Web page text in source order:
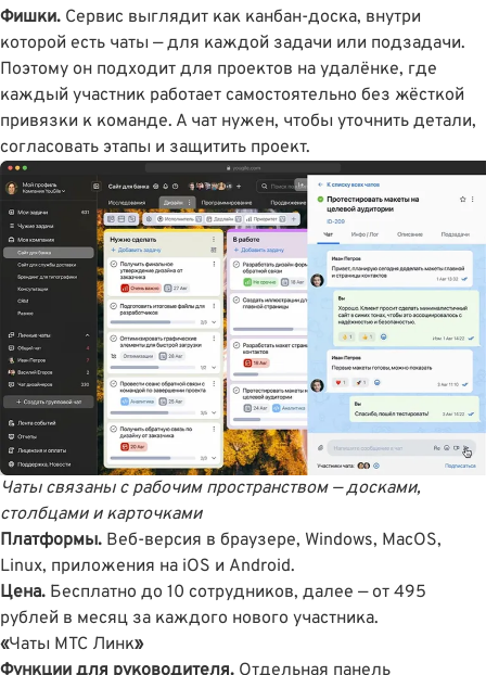
Фишки. Сервис выглядит как канбан-доска, внутри
которой есть чаты — для каждой задачи или подзадачи.
Поэтому он подходит для проектов на удалёнке, где
каждый участник работает самостоятельно без жёсткой
привязки к команде. А чат нужен, чтобы уточнить детали,
согласовать этапы и защитить проект.
Чаты связаны с рабочим пространством — досками,
столбцами и карточками
Платформы. Веб-версия в браузере, Windows, MacOS,
Linux, приложения на iOS и Android.
Цена. Бесплатно до 10 сотрудников, далее — от 495
рублей в месяц за каждого нового участника.
«Чаты МТС Линк»